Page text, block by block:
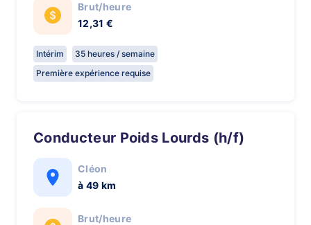
Brut/heure
12,31 €
Intérim
35 heures / semaine
Première expérience requise
Conducteur Poids Lourds (h/f)
Cléon
à 49 km
Brut/heure